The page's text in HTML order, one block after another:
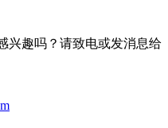
兴趣吗？请致电或发消息给